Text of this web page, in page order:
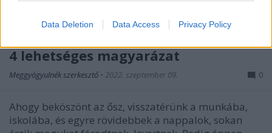
related to personalization.
I want to allow Google to enable storage
user protection.
Data Deletion Data Access Privacy Policy
4 lehetséges magyarázat
Meggyógyulnék szerkesztő • 2022. szeptember 09. 0
Ahogy beköszönt az ősz, visszatérünk a munkába,
iskolába, és egyre rövidebbek a nappalok, sokan